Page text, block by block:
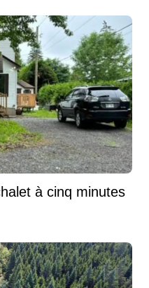
à cinq minutes